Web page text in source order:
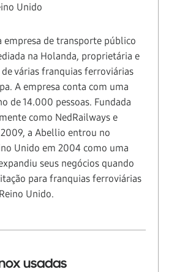
Unido
empresa de transporte público
na Holanda, proprietária e
várias franquias ferroviárias
A empresa conta com uma
de 14.000 pessoas. Fundada
como NedRailways e
a Abellio entrou no
Unido em 2004 como uma
seus negócios quando
para franquias ferroviárias
Unido.
usadas